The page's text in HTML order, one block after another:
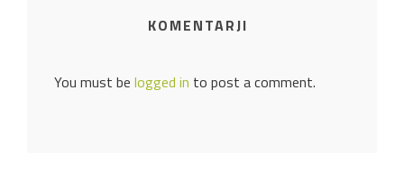
KOMENTARJI
You must be logged in to post a comment.